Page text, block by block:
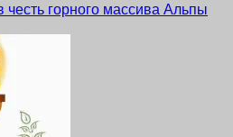
честь горного массива Альпы